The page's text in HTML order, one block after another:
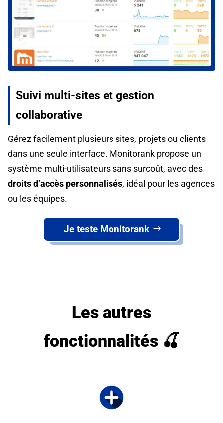
Suivi multi-sites et gestion
collaborative
Gérez facilement plusieurs sites, projets ou clients
dans une seule interface. Monitorank propose un
système multi-utilisateurs sans surcoût, avec des
droits d’accès personnalisés, idéal pour les agences
ou les équipes.
Je teste Monitorank
Les autres
fonctionnalités 🍒